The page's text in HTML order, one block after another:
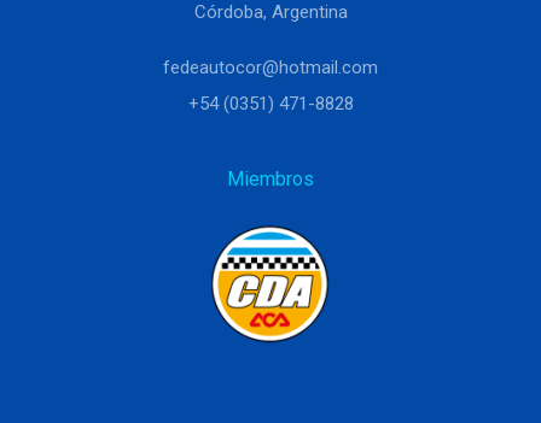
Córdoba, Argentina
fedeautocor@hotmail.com
+54 (0351) 471-8828
Miembros